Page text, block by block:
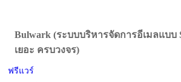
Bulwark (ระบบบริหารจัดการอีเมลแบบ
เยอะ ครบวงจร)
ฟรีแวร์